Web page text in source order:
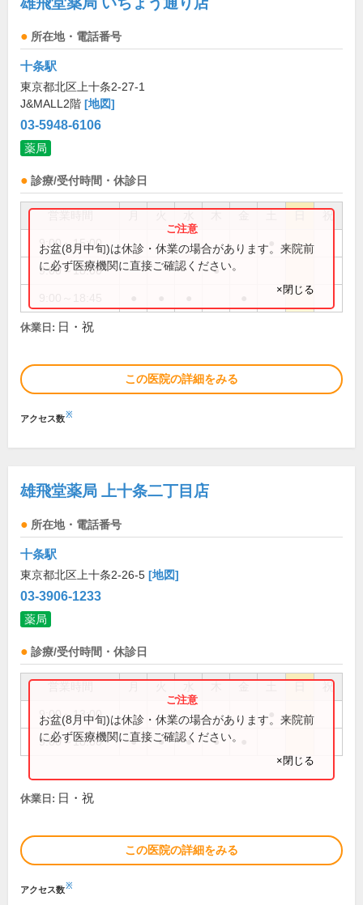
所在地・電話番号
十条駅
東京都北区上十条2-27-1
J&MALL2階 [地図]
03-5948-6106
薬局
診療/受付時間・休診日
祝
9:00～15:00
9:00～18:00 ●
お盆(8月中旬)は休診・休業の場合があります。来院前
に必ず医療機関に直接ご確認ください。
×閉じる
休業日: 日・祝
この医院の詳細をみる
アクセス数※
雄飛堂薬局 上十条二丁目店
所在地・電話番号
十条駅
東京都北区上十条2-26-5 [地図]
03-3906-1233
薬局
診療/受付時間・休診日
祝
9:00～13:00
9:00～18:00 ● ● ● ●
お盆(8月中旬)は休診・休業の場合があります。来院前
に必ず医療機関に直接ご確認ください。
×閉じる
休業日: 日・祝
この医院の詳細をみる
アクセス数※